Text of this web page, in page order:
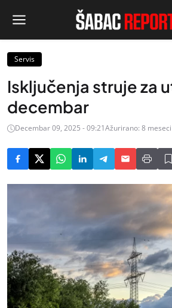
Servis
Isključenja struje za
decembar
Decembar 09, 2025 - 09:21Ažurirano: 8